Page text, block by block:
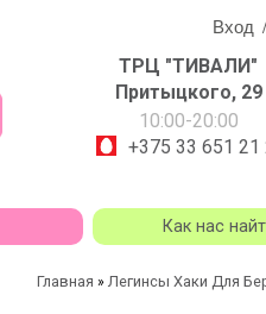
Вход
ТРЦ "ТИВАЛИ"
Притыцкого, 29
10:00-20:00
+375 33 651 21
Как нас
Главная » Легинсы Хаки Для